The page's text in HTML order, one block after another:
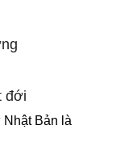
đới
Bản là